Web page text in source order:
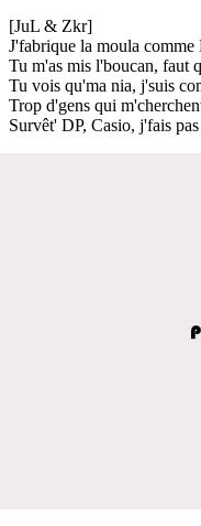
[JuL & Zkr]
J'fabrique la moula comme
Tu m'as mis l'boucan, faut
Tu vois qu'ma nia, j'suis
Trop d'gens qui
Survêt' DP, Casio, j'fais